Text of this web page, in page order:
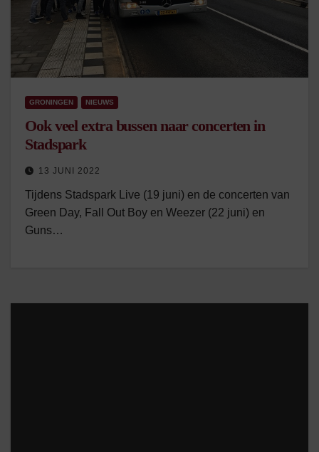
GRONINGEN NIEUWS
Ook veel extra bussen naar concerten in
Stadspark
13 JUNI 2022
Tijdens Stadspark Live (19 juni) en de concerten van
Green Day, Fall Out Boy en Weezer (22 juni) en
Guns…